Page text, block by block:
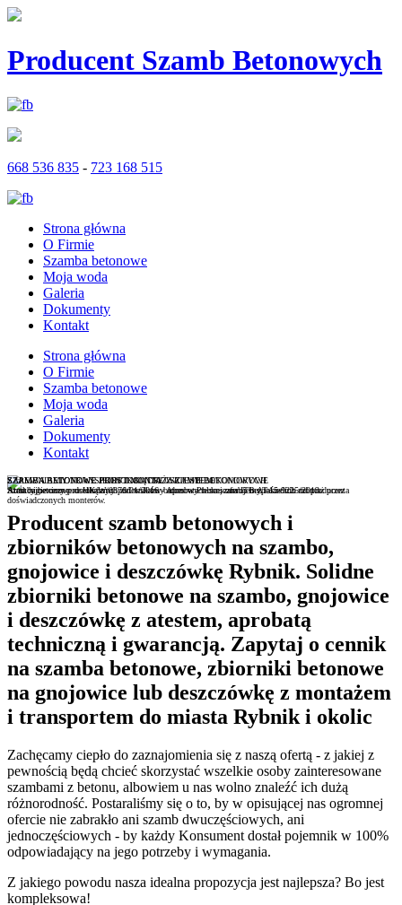
Producent Szamb Betonowych
668 536 835 - 723 168 515
Strona główna
O Firmie
Szamba betonowe
Moja woda
Galeria
Dokumenty
Kontakt
Strona główna
O Firmie
Szamba betonowe
Moja woda
Galeria
Dokumenty
Kontakt
SZAMBA BETONOWE JEDNOKOMOROWE I WIELOKOMOROWE
Atest higieniczny nr HK/W/0376/01/2016 - Aprobata techniczna ITB AT-15-9225/2013
SZAMBA BETONOWE PROSTOKĄTNE Z ATESTEM
Atrakcyjne ceny prostokątnych zbiorników betonowych na szambo bezpośrednio od producenta
ZAPEWNIAMY TRANSPORT I MONTAŻ SZAMB BETONOWYCH
Szamba betonowe dostarczmy pod wskazny adres w Polsce, oferujemy także ich montaż przez
doświadczonych monterów.
Producent szamb betonowych i
zbiorników betonowych na szambo,
gnojowice i deszczówkę Rybnik. Solidne
zbiorniki betonowe na szambo, gnojowice
i deszczówkę z atestem, aprobatą
techniczną i gwarancją. Zapytaj o cennik
na szamba betonowe, zbiorniki betonowe
na gnojowice lub deszczówkę z montażem
i transportem do miasta Rybnik i okolic
Zachęcamy ciepło do zaznajomienia się z naszą ofertą - z jakiej z
pewnością będą chcieć skorzystać wszelkie osoby zainteresowane
szambami z betonu, albowiem u nas wolno znaleźć ich dużą
różnorodność. Postaraliśmy się o to, by w opisującej nas ogromnej
ofercie nie zabrakło ani szamb dwuczęściowych, ani
jednoczęściowych - by każdy Konsument dostał pojemnik w 100%
odpowiadający na jego potrzeby i wymagania.
Z jakiego powodu nasza idealna propozycja jest najlepsza? Bo jest
kompleksowa!